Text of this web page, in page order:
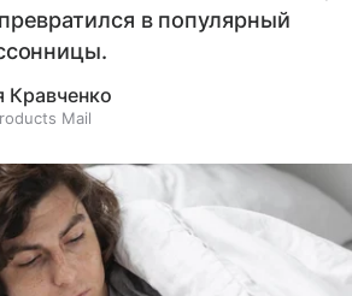
в популярный
Кравченко
Mail